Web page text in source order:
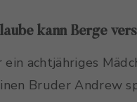
kann Berge
ein achtjähriges
Bruder Andrew